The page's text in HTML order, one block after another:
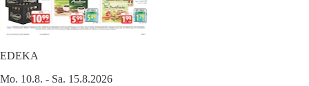
EDEKA
Mo. 10.8. - Sa. 15.8.2026